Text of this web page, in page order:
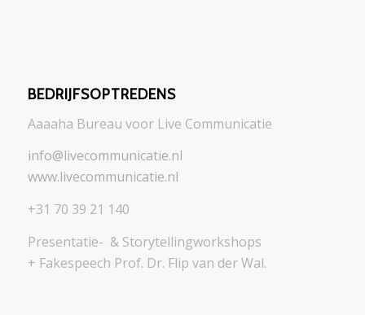
BEDRIJFSOPTREDENS
Aaaaha Bureau voor Live Communicatie
info@livecommunicatie.nl
www.livecommunicatie.nl
+31 70 39 21 140
Presentatie- & Storytellingworkshops
+ Fakespeech Prof. Dr. Flip van der Wal.